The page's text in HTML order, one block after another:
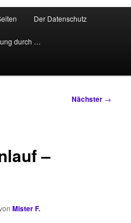
Der Datenschutz
durch …
Nächster →
–
Mister F.